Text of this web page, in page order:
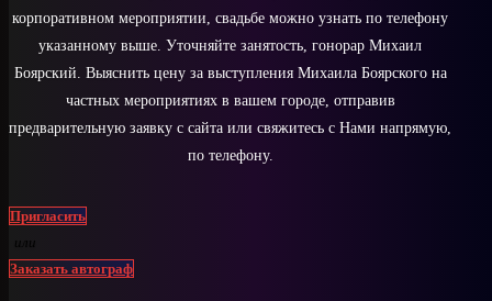
корпоративном мероприятии, свадьбе можно узнать по телефону
указанному выше. Уточняйте занятость, гонорар Михаил
Боярский. Выяснить цену за выступления Михаила Боярского на
частных мероприятиях в вашем городе, отправив
предварительную заявку с сайта или свяжитесь с Нами напрямую,
по телефону.
Пригласить
или
Заказать автограф